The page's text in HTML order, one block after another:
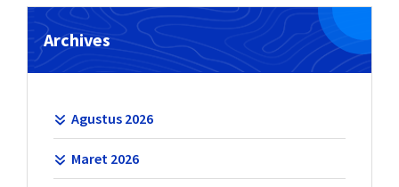
Archives
Agustus 2026
Maret 2026